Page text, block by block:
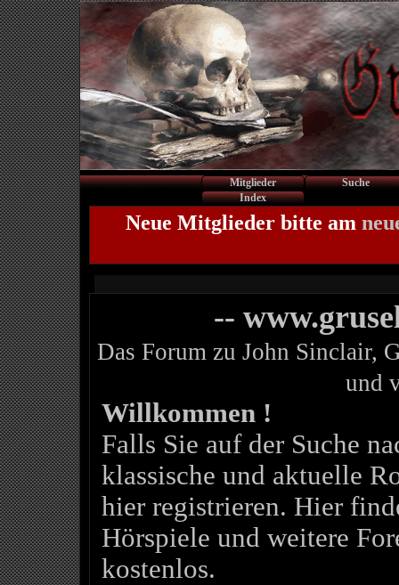
Mitglieder
Suche
Index
Neue Mitglieder bitte am
--
Das Forum zu John Sinclair,
und
Willkommen !
Falls Sie auf der Suche
klassische und aktuelle
hier registrieren. Hier
Hörspiele und weitere
kostenlos.